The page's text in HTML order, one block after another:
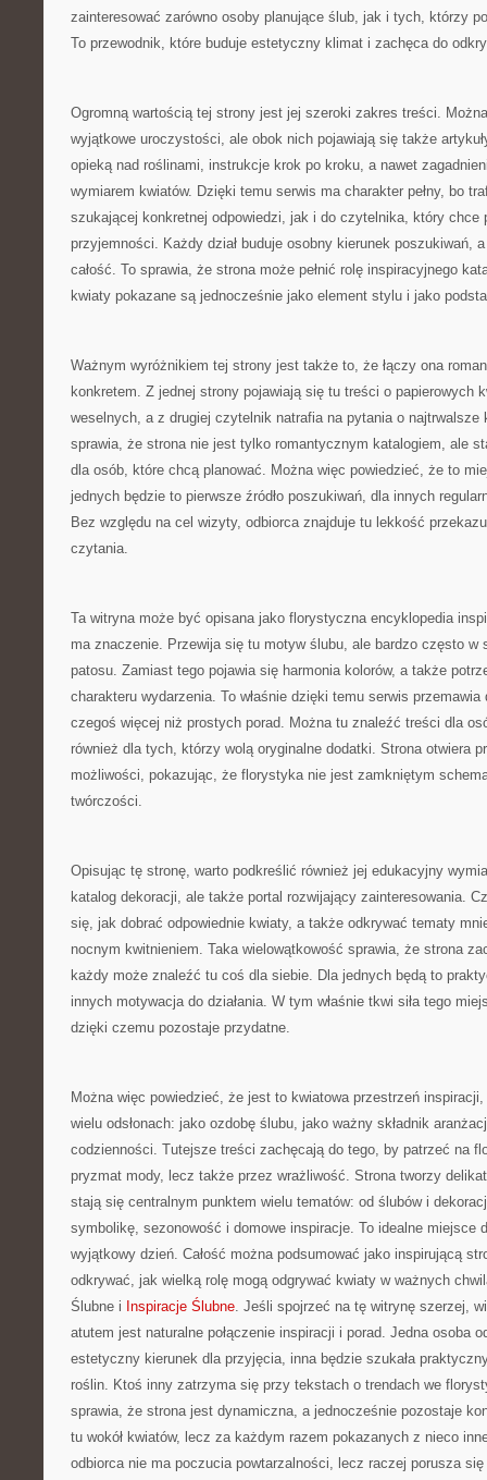
zainteresować zarówno osoby planujące ślub, jak i tych, którzy
To przewodnik, które buduje estetyczny klimat i zachęca do
Ogromną wartością tej strony jest jej szeroki zakres treści.
wyjątkowe uroczystości, ale obok nich pojawiają się także
opieką nad roślinami, instrukcje krok po kroku, a nawet
wymiarem kwiatów. Dzięki temu serwis ma charakter pełny, bo
szukającej konkretnej odpowiedzi, jak i do czytelnika, który chce
przyjemności. Każdy dział buduje osobny kierunek poszukiwań,
całość. To sprawia, że strona może pełnić rolę inspiracyjnego
kwiaty pokazane są jednocześnie jako element stylu i jako
Ważnym wyróżnikiem tej strony jest także to, że łączy ona
konkretem. Z jednej strony pojawiają się tu treści o papierowych
weselnych, a z drugiej czytelnik natrafia na pytania o najtrwalsze
sprawia, że strona nie jest tylko romantycznym katalogiem, ale
dla osób, które chcą planować. Można więc powiedzieć, że to
jednych będzie to pierwsze źródło poszukiwań, dla innych
Bez względu na cel wizyty, odbiorca znajduje tu lekkość
czytania.
Ta witryna może być opisana jako florystyczna encyklopedia
ma znaczenie. Przewija się tu motyw ślubu, ale bardzo często w
patosu. Zamiast tego pojawia się harmonia kolorów, a także
charakteru wydarzenia. To właśnie dzięki temu serwis
czegoś więcej niż prostych porad. Można tu znaleźć treści dla
również dla tych, którzy wolą oryginalne dodatki. Strona otwiera
możliwości, pokazując, że florystyka nie jest zamkniętym
twórczości.
Opisując tę stronę, warto podkreślić również jej edukacyjny
katalog dekoracji, ale także portal rozwijający zainteresowania.
się, jak dobrać odpowiednie kwiaty, a także odkrywać tematy
nocnym kwitnieniem. Taka wielowątkowość sprawia, że strona
każdy może znaleźć tu coś dla siebie. Dla jednych będą to
innych motywacja do działania. W tym właśnie tkwi siła tego
dzięki czemu pozostaje przydatne.
Można więc powiedzieć, że jest to kwiatowa przestrzeń
wielu odsłonach: jako ozdobę ślubu, jako ważny składnik
codzienności. Tutejsze treści zachęcają do tego, by patrzeć na
pryzmat mody, lecz także przez wrażliwość. Strona tworzy
stają się centralnym punktem wielu tematów: od ślubów i
symbolikę, sezonowość i domowe inspiracje. To idealne miejsce
wyjątkowy dzień. Całość można podsumować jako inspirującą
odkrywać, jak wielką rolę mogą odgrywać kwiaty w ważnych
Ślubne i Inspiracje Ślubne. Jeśli spojrzeć na tę witrynę szerzej,
atutem jest naturalne połączenie inspiracji i porad. Jedna osoba
estetyczny kierunek dla przyjęcia, inna będzie szukała
roślin. Ktoś inny zatrzyma się przy tekstach o trendach we
sprawia, że strona jest dynamiczna, a jednocześnie pozostaje
tu wokół kwiatów, lecz za każdym razem pokazanych z nieco
odbiorca nie ma poczucia powtarzalności, lecz raczej porusza